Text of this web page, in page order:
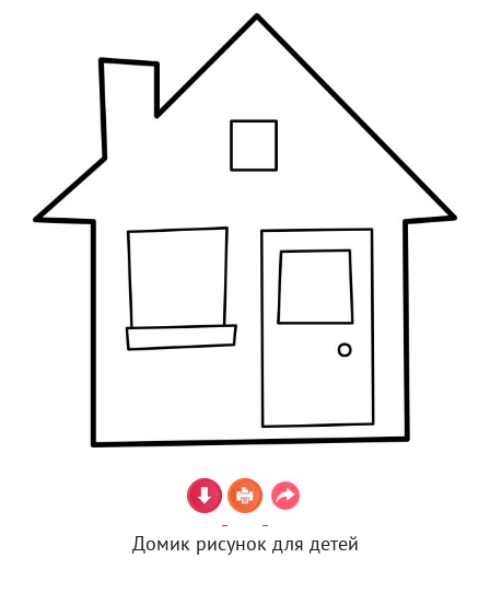
Домик рисунок для детей